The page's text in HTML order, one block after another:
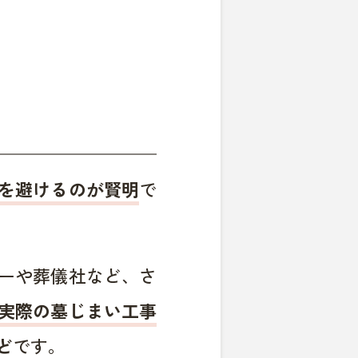
避けるのが賢明で
や葬儀社など、さ
際の墓じまい工事
です。